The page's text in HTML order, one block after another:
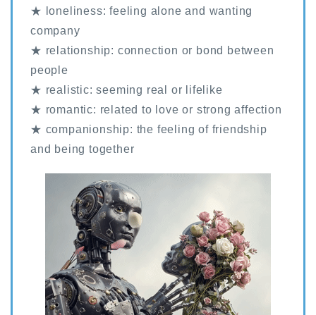
ー
★ loneliness: feeling alone and wanting
company
★ relationship: connection or bond between
people
★ realistic: seeming real or lifelike
★ romantic: related to love or strong affection
★ companionship: the feeling of friendship
and being together